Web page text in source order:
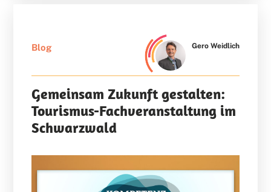
Blog Gero Weidlich
Gemeinsam Zukunft gestalten:
Tourismus-Fachveranstaltung im
Schwarzwald